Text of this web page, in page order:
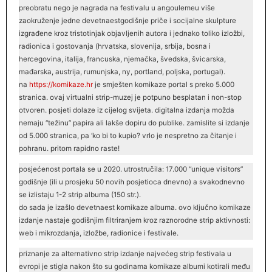
preobratu nego je nagrada na festivalu u angoulemeu više
zaokruženje jedne devetnaestgodišnje priče i socijalne skulpture
izgrađene kroz tristotinjak objavljenih autora i jednako toliko izložbi,
radionica i gostovanja (hrvatska, slovenija, srbija, bosna i
hercegovina, italija, francuska, njemačka, švedska, švicarska,
mađarska, austrija, rumunjska, ny, portland, poljska, portugal).
na https://komikaze.hrje smješten komikaze portal s preko 5.000
stranica. ovaj virtualni strip-muzej je potpuno besplatan i non-stop
otvoren. posjeti dolaze iz cijelog svijeta. digitalna izdanja možda
nemaju “težinu” papira ali lakše dopiru do publike. zamislite si izdanje
od 5.000 stranica, pa ‘ko bi to kupio? vrlo je nespretno za čitanje i
pohranu. pritom rapidno raste!
posjećenost portala se u 2020. utrostručila: 17.000 “unique visitors”
godišnje (ili u prosjeku 50 novih posjetioca dnevno) a svakodnevno
se izlistaju 1-2 strip albuma (150 str.).
do sada je izašlo devetnaest komikaze albuma. ovo ključno komikaze
izdanje nastaje godišnjim filtriranjem kroz raznorodne strip aktivnosti:
web i mikrozdanja, izložbe, radionice i festivale.
priznanje za alternativno strip izdanje najvećeg strip festivala u
evropi je stigla nakon što su godinama komikaze albumi kotirali među